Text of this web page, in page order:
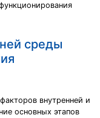
среды
внутренней и
основных этапов